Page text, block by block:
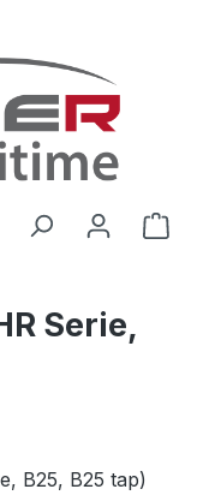
Serie,